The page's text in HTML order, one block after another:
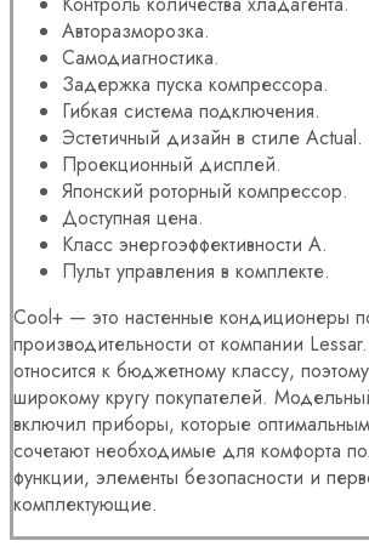
Авторазморозка.
Самодиагностика.
Задержка пуска компрессора.
Гибкая система подключения.
Эстетичный дизайн в стиле Actual.
Проекционный дисплей.
Японский роторный компрессор.
Доступная цена.
Класс энергоэффективности A.
Пульт управления в комплекте.
Cool+ — это настенные кондиционеры
производительности от компании
относится к бюджетному классу,
широкому кругу покупателей.
включил приборы, которые
сочетают необходимые для комфорта
функции, элементы безопасности и
комплектующие.